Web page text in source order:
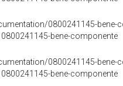
bene-componente
bene-componente